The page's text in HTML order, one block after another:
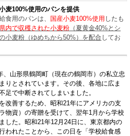
麦100%使用のパンを提供
用のパンは、
国産小麦100%使用 したも
内で収穫された小麦粉 （夏黄金40%とシ
小麦粉（ゆめちから50%）を配合 してお
、山形県鶴岡町（現在の鶴岡市）の私立忠
りとされています。その後、各地に広ま
足で中断されてしまいました。
改善するため、昭和21年にアメリカの支
物資）の寄贈を受けて、翌年1月から学校
した。昭和21年12月24日に、東京都内の
われたことから、この日を「学校給食感